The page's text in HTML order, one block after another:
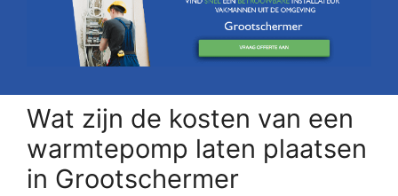
Wat zijn de kosten van een
warmtepomp laten plaatsen
in Grootschermer